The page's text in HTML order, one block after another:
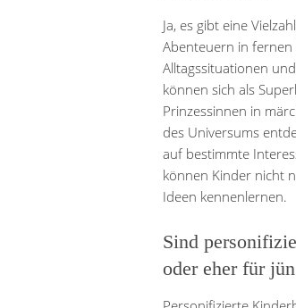
Ja, es gibt eine
Abenteuern in fernen
Alltagssituationen
können sich als
Prinzessinnen in
des Universums
auf bestimmte
können Kinder nicht
Ideen kennenlernen.
Sind
oder eher für